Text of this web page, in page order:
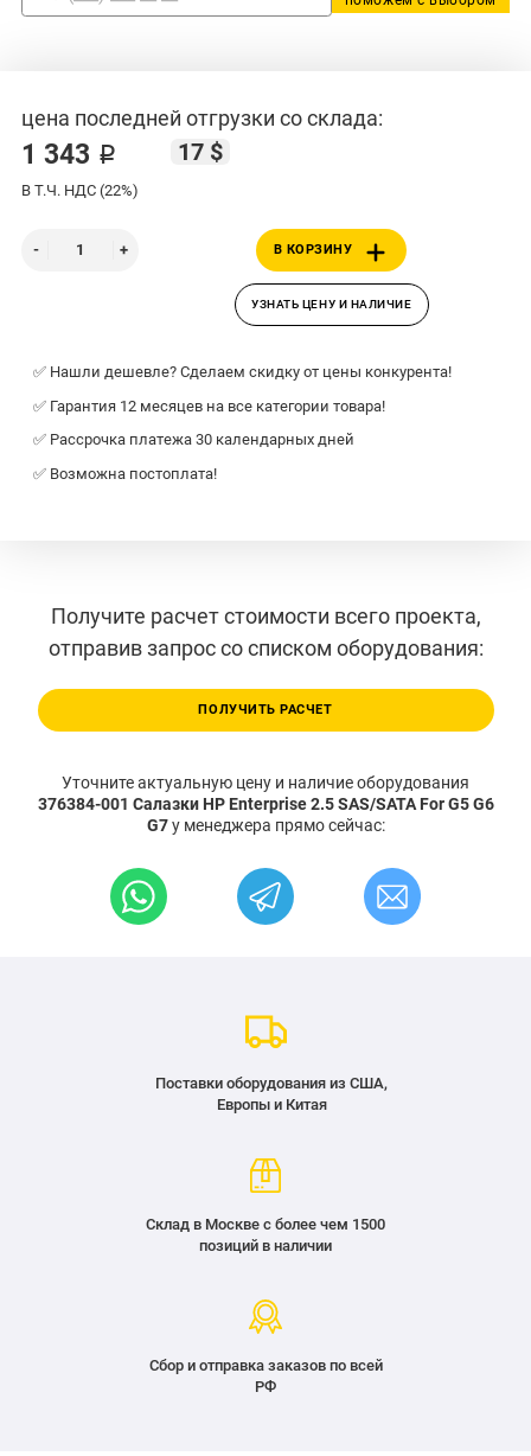
цена последней отгрузки со склада:
1 343 ₽ 17 $
В Т.Ч. НДС (22%)
В КОРЗИНУ
УЗНАТЬ ЦЕНУ И НАЛИЧИЕ
✅ Нашли дешевле? Сделаем скидку от цены конкурента!
✅ Гарантия 12 месяцев на все категории товара!
✅ Рассрочка платежа 30 календарных дней
✅ Возможна постоплата!
Получите расчет стоимости всего проекта,
отправив запрос со списком оборудования:
ПОЛУЧИТЬ РАСЧЕТ
Уточните актуальную цену и наличие оборудования
376384-001 Салазки HP Enterprise 2.5 SAS/SATA For G5 G6
G7у менеджера прямо сейчас:
Поставки оборудования из США,
Европы и Китая
Склад в Москве с более чем 1500
позиций в наличии
Сбор и отправка заказов по всей
РФ